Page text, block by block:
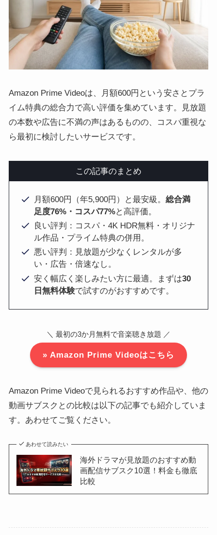
Amazon Prime Videoは、月額600円という安さとプラ
イム特典の総合力で高い評価を集めています。見放題
の本数や広告に不満の声はあるものの、コスパ重視な
ら最初に検討したいサービスです。
この記事のまとめ
月額600円（年5,900円）と最安級。 総合満
足度76%・コスパ77%と高評価。
良い評判：コスパ・4K HDR無料・オリジナ
ル作品・プライム特典の併用。
悪い評判：見放題が少なくレンタルが多
い・広告・倍速なし。
安く幅広く楽しみたい方に最適。まずは30
日無料体験で試すのがおすすめです。
＼ 最初の3か月無料で音楽聴き放題 ／
» Amazon Prime Videoはこちら
Amazon Prime Videoで見られるおすすめ作品や、他の
動画サブスクとの比較は以下の記事でも紹介していま
す。あわせてご覧ください。
あわせて読みたい
海外ドラマが見放題のおすすめ動
画配信サブスク10選！料金も徹底
比較